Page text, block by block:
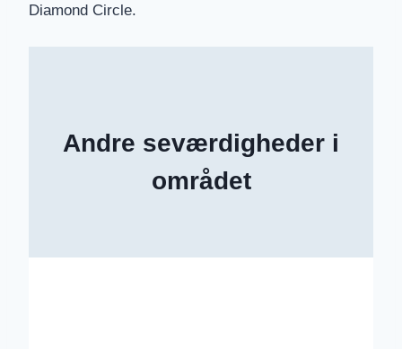
Diamond Circle.
Andre seværdigheder i
området